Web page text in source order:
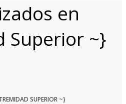
en
Superior ~}
SUPERIOR ~}